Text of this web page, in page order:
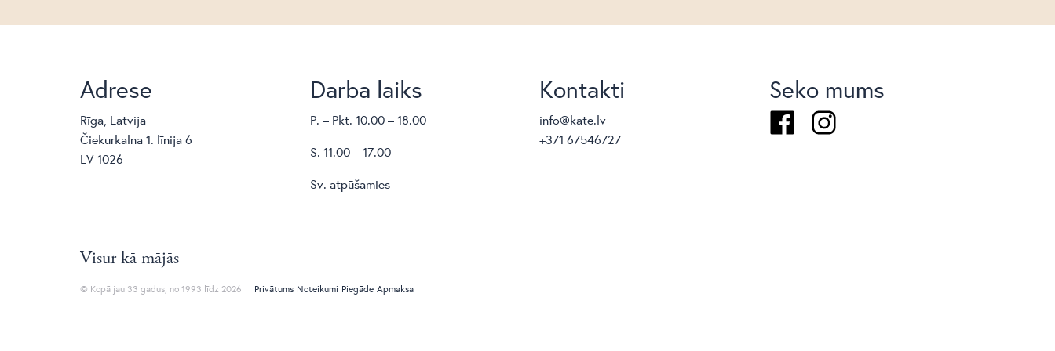
Adrese
Rīga, Latvija
Čiekurkalna 1. līnija 6
LV-1026
Darba laiks
P. – Pkt. 10.00 – 18.00
S. 11.00 – 17.00
Sv. atpūšamies
Kontakti
info@kate.lv
+371 67546727
Seko mums
FacebookInstagram
Visur kā mājās
© Kopā jau 33 gadus, no 1993 līdz 2026 Privātums Noteikumi Piegāde Apmaksa